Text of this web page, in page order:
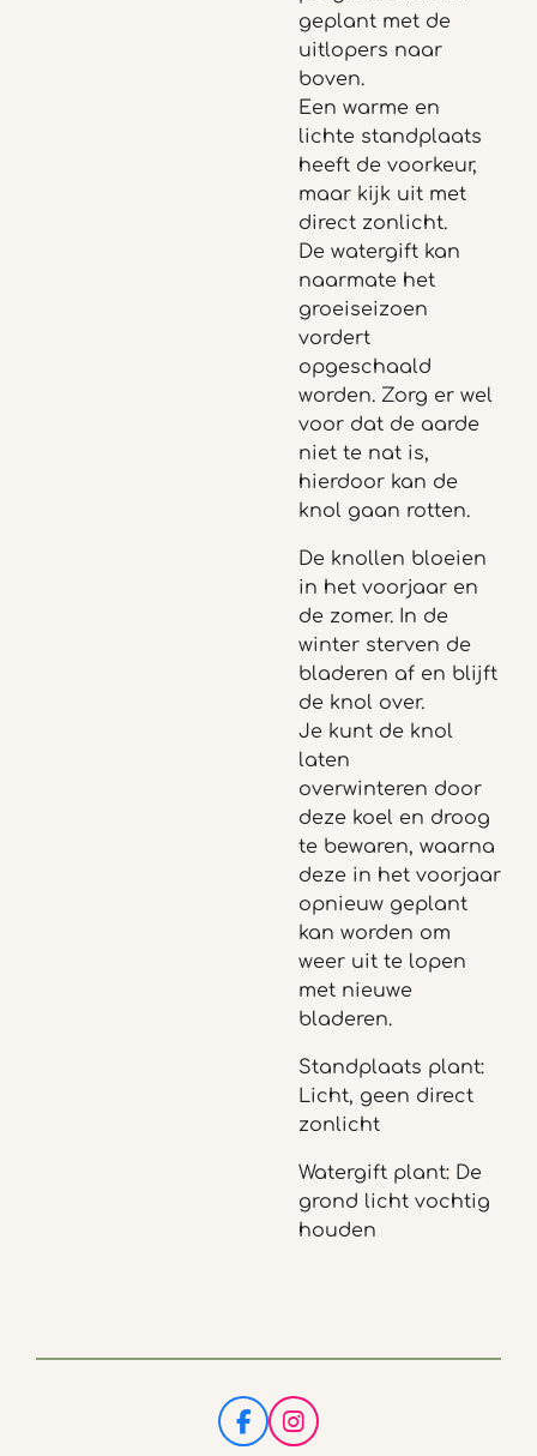
geplant met de
uitlopers naar
boven.
Een warme en
lichte standplaats
heeft de voorkeur,
maar kijk uit met
direct zonlicht.
De watergift kan
naarmate het
groeiseizoen
vordert
opgeschaald
worden. Zorg er wel
voor dat de aarde
niet te nat is,
hierdoor kan de
knol gaan rotten.
De knollen bloeien
in het voorjaar en
de zomer. In de
winter sterven de
bladeren af en blijft
de knol over.
Je kunt de knol
laten
overwinteren door
deze koel en droog
te bewaren, waarna
deze in het voorjaar
opnieuw geplant
kan worden om
weer uit te lopen
met nieuwe
bladeren.
Standplaats plant:
Licht, geen direct
zonlicht
Watergift plant: De
grond licht vochtig
houden
F
I